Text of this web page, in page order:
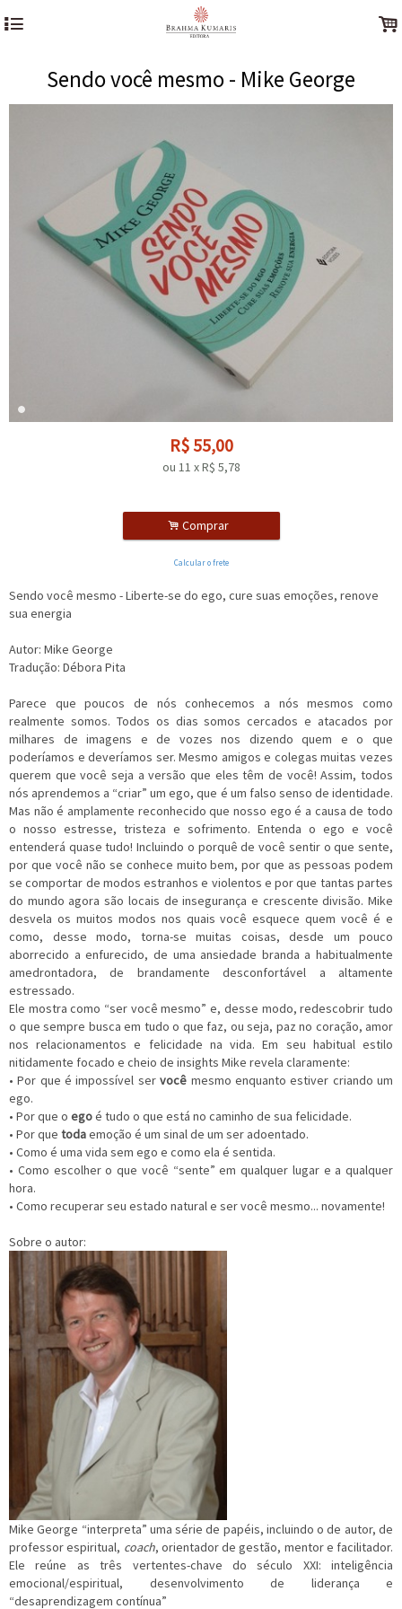
4 .
Sendo você mesmo - Mike George
R$55,00
ou 11 xR$ 5,78
. Comprar
Calcular o frete
Sendo você mesmo - Liberte-se do ego, cure suas emoções, renove
sua energia
Autor: Mike George
Tradução: Débora Pita
Parece que poucos de nós conhecemos a nós mesmos como
realmente somos. Todos os dias somos cercados e atacados por
milhares de imagens e de vozes nos dizendo quem e o que
poderíamos e deveríamos ser. Mesmo amigos e colegas muitas vezes
querem que você seja a versão que eles têm de você! Assim, todos
nós aprendemos a “criar” um ego, que é um falso senso de identidade.
Mas não é amplamente reconhecido que nosso ego é a causa de todo
o nosso estresse, tristeza e sofrimento. Entenda o ego e você
entenderá quase tudo! Incluindo o porquê de você sentir o que sente,
por que você não se conhece muito bem, por que as pessoas podem
se comportar de modos estranhos e violentos e por que tantas partes
do mundo agora são locais de insegurança e crescente divisão. Mike
desvela os muitos modos nos quais você esquece quem você é e
como, desse modo, torna-se muitas coisas, desde um pouco
aborrecido a enfurecido, de uma ansiedade branda a habitualmente
amedrontadora, de brandamente desconfortável a altamente
estressado.
Ele mostra como “ser você mesmo” e, desse modo, redescobrir tudo
o que sempre busca em tudo o que faz, ou seja, paz no coração, amor
nos relacionamentos e felicidade na vida. Em seu habitual estilo
nitidamente focado e cheio de insights Mike revela claramente:
• Por que é impossível servocê mesmo enquanto estiver criando um
ego.
• Por que o egoé tudo o que está no caminho de sua felicidade.
• Por que todaemoção é um sinal de um ser adoentado.
• Como é uma vida sem ego e como ela é sentida.
• Como escolher o que você “sente” em qualquer lugar e a qualquer
hora.
• Como recuperar seu estado natural e ser você mesmo... novamente!
Sobre o autor:
Mike George “interpreta” uma série de papéis, incluindo o de autor, de
professor espiritual, coach, orientador de gestão, mentor e facilitador.
Ele reúne as três vertentes-chave do século XXI: inteligência
emocional/espiritual, desenvolvimento de liderança e
“desaprendizagem contínua”